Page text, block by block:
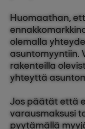
Huomaathan,
olemalla
asuntomyyntiin.
rakenteilla
yhteyttä
Jos päätät että
varausmaksusi
pyytämällä